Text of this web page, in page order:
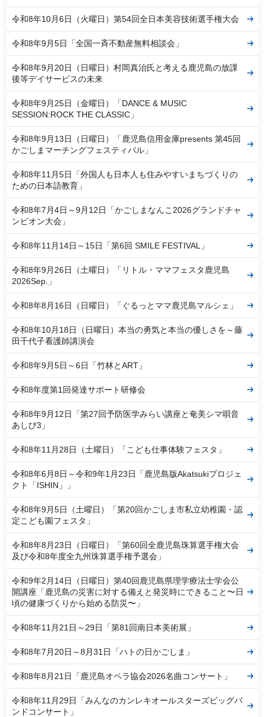
令和8年10月6日（火曜日）第54回全日本美容技術選手権大会
令和8年9月5日「全国一斉不動産無料相談会」
令和8年9月20日（日曜日）村岡真治氏と考える鹿児島の放課
後等デイサービスの未来
令和8年9月25日（金曜日）「DANCE & MUSIC
SESSION:ROCK THE CLASSIC」
令和8年9月13日（日曜日）「鹿児島信用金庫presents 第45回
かごしまマーチングフェスティバル」
令和8年11月5日「外国人も日本人も住みやすいまちづくりの
ための日本語教育」
令和8年7月4日～9月12日「かごしまなんこ2026グランドチャ
ンピオン大会」
令和8年11月14日～15日「第6回 SMILE FESTIVAL」
令和8年9月26日（土曜日）「リトル・ママフェスタ鹿児島
2026Sep.」
令和8年8月16日（日曜日）「ぐるっとママ鹿児島マルシェ」
令和8年10月18日（日曜日）本当の勇気と本当の優しさを～藤
田千代子看護師講演会
令和8年9月5日～6日「竹林とART」
令和8年度第1回発達サポート研修会
令和8年9月12日「第27回予防医学みらい講座と奄美シマ唄音
あしび3」
令和8年11月28日（土曜日）「こども仕事体験フェスタ」
令和8年6月8日～令和9年1月23日「鹿児島版Akatsukiプロジェ
クト「ISHIN」」
令和8年9月5日（土曜日）「第20回かごしま市私立幼稚園・認
定こども園フェスタ」
令和8年8月23日（日曜日）「第60回全鹿児島珠算選手権大会
及び令和8年度全九州珠算選手権予選会」
令和9年2月14日（日曜日）第40回鹿児島県理学療法士学会公
開講座「鹿児島の災害に対する備えと発災時にできること〜日
頃の健康づくりから始める防災〜」
令和8年11月21日～29日「第81回南日本美術展」
令和8年7月20日～8月31日「ハトの日かごしま」
令和8年8月21日「鹿児島オペラ協会2026名曲コンサート」
令和8年11月29日「みんなのカンレキオールスターズビッグバ
ンドコンサート」